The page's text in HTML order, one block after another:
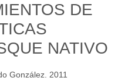
DE
NATIVO
González. 2011